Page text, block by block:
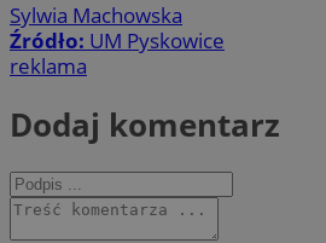
Sylwia Machowska
Źródło: UM Pyskowice
reklama
Dodaj komentarz